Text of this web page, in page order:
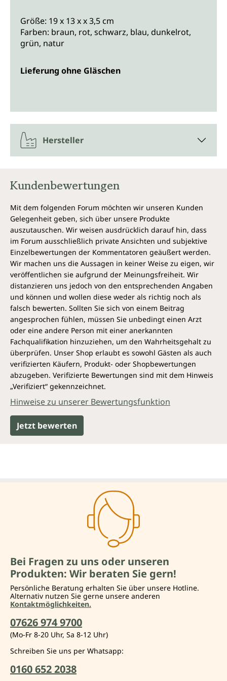
Größe: 19 x 13 x x 3,5 cm
Farben: braun, rot, schwarz, blau, dunkelrot,
grün, natur
Lieferung ohne Gläschen
Hersteller
Kundenbewertungen
Mit dem folgenden Forum möchten wir unseren Kunden
Gelegenheit geben, sich über unsere Produkte
auszutauschen. Wir weisen ausdrücklich darauf hin, dass
im Forum ausschließlich private Ansichten und subjektive
Einzelbewertungen der Kommentatoren geäußert werden.
Wir machen uns die Aussagen in keiner Weise zu eigen, wir
veröffentlichen sie aufgrund der Meinungsfreiheit. Wir
distanzieren uns jedoch von den entsprechenden Angaben
und können und wollen diese weder als richtig noch als
falsch bewerten. Sollten Sie sich von einem Beitrag
angesprochen fühlen, müssen Sie unbedingt einen Arzt
oder eine andere Person mit einer anerkannten
Fachqualifikation hinzuziehen, um den Wahrheitsgehalt zu
überprüfen. Unser Shop erlaubt es sowohl Gästen als auch
verifizierten Käufern, Produkt- oder Shopbewertungen
abzugeben. Verifizierte Bewertungen sind mit dem Hinweis
„Verifiziert“ gekennzeichnet.
Hinweise zu unserer Bewertungsfunktion
Jetzt bewerten
Bei Fragen zu uns oder unseren
Produkten: Wir beraten Sie gern!
Persönliche Beratung erhalten Sie über unsere Hotline.
Alternativ nutzen Sie gerne unsere anderen
Kontaktmöglichkeiten.
07626 974 9700
(Mo-Fr 8-20 Uhr, Sa 8-12 Uhr)
Schreiben Sie uns per Whatsapp:
0160 652 2038